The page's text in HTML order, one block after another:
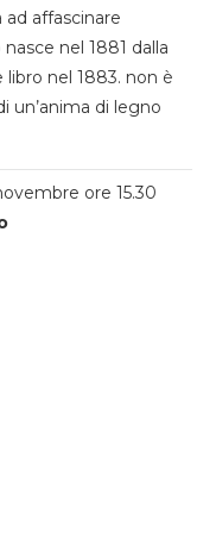
affascinare
nel 1881 dalla
libro nel 1883. non è
un’anima di legno
ore 15.30